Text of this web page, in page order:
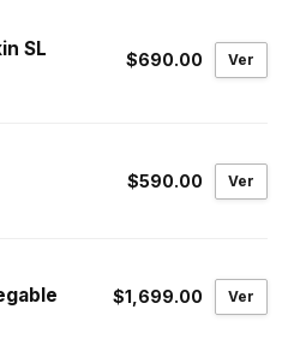
SL $690.00 Ver
$590.00 Ver
$1,699.00 Ver